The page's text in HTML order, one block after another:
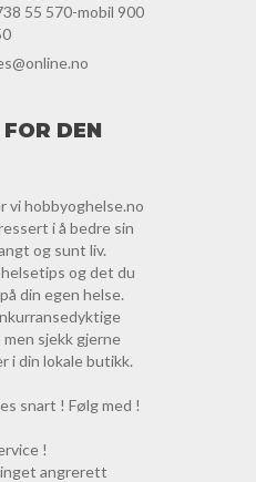
55 570-mobil 900
DEN
vi hobbyoghelse.no
i å bedre sin
og sunt liv.
og det du
din egen helse.
sjekk gjerne
i din lokale butikk.
snart ! Følg med !
!
angrerett